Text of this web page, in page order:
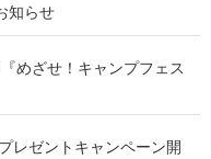
知らせ
めざせ！キャンプフェス
レゼントキャンペーン開